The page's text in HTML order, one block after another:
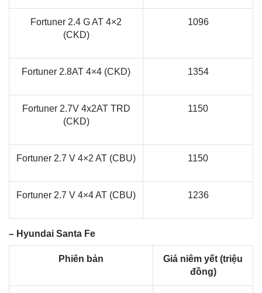
Fortuner 2.4 G AT 4×2
(CKD)
1096
Fortuner 2.8AT 4×4 (CKD) 1354
Fortuner 2.7V 4x2AT TRD
(CKD)
1150
Fortuner 2.7 V 4×2 AT (CBU) 1150
Fortuner 2.7 V 4×4 AT (CBU) 1236
– Hyundai Santa Fe
Phiên bản
Giá niêm yết (triệu
đồng)